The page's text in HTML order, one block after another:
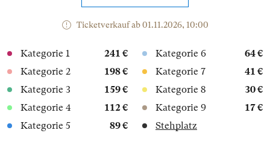
Ticketverkauf ab 01.11.2026, 10:00
Kategorie 1
241 €
Kategorie 2
198 €
Kategorie 3
159 €
Kategorie 4
112 €
Kategorie 5
89 €
Kategorie 6
64 €
Kategorie 7
41 €
Kategorie 8
30 €
Kategorie 9
17 €
Stehplatz